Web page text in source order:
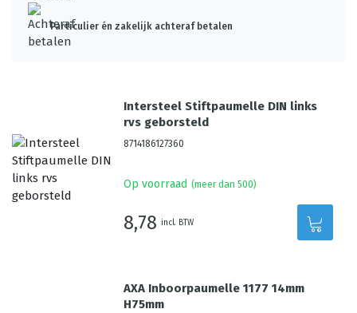
Particulier én zakelijk achteraf betalen
Intersteel Stiftpaumelle DIN links
rvs geborsteld
8714186127360
Op voorraad (meer dan 500)
8,78 incl. BTW
AXA Inboorpaumelle 1177 14mm
H75mm